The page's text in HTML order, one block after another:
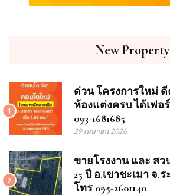
New Property
1
ด่วน โครงการใหม่
ห้องแต่งครบ ได้เฟอ
093-1681685
29 เมษายน 2026
2
ขายโรงงาน และ ส
25 ปี อ.เขาชะเมา จ.
โทร 095-2601140